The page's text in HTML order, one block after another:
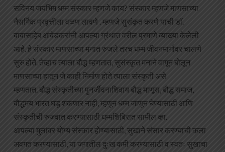
सविनय जयभिम धम्म संस्कार म्हणजे काय? संस्कार म्हणजे माणसाच्या
नैसर्गिक प्रवृत्तीला वळण लावणे . म्हणजे सुसंकृत करणे याची डॉ.
बाबासाहेब आंबेडकरांनी आपल्या ग्रंथात वरील प्रमाणे व्याख्या केलेली
आहे. हे संस्कार माणसाच्या मनात रुजले तरच धम्म जीवनमार्गावर चालणे
सुरु होते. तेव्हाच त्याला बौद्ध म्हणतात, सुसंस्कृत मनाने वागून बोलून
माणसाच्या हातून जे काही निर्माण होते त्याला संस्कृती असे
म्हणतात. बौद्ध संस्कृतीच्या पुनर्जीवनाशिवाय बौद्ध माणूस, बौद्ध समाज,
बौद्धमय भारत घडू शकणार नाही, म्हणून धम्म जाणून घेण्यासाठी आणि
संस्कृतीची रुजवात करण्यासाठी धम्मशिबिरात सामील व्हा.
आपल्या मुलांवर योग्य संस्कार होण्यासाठी, सुखाने संसार करण्याची कला
अवगत करण्यासाठी, या जगातील दुःख कमी करण्यासाठी व स्वतः सुखाचा